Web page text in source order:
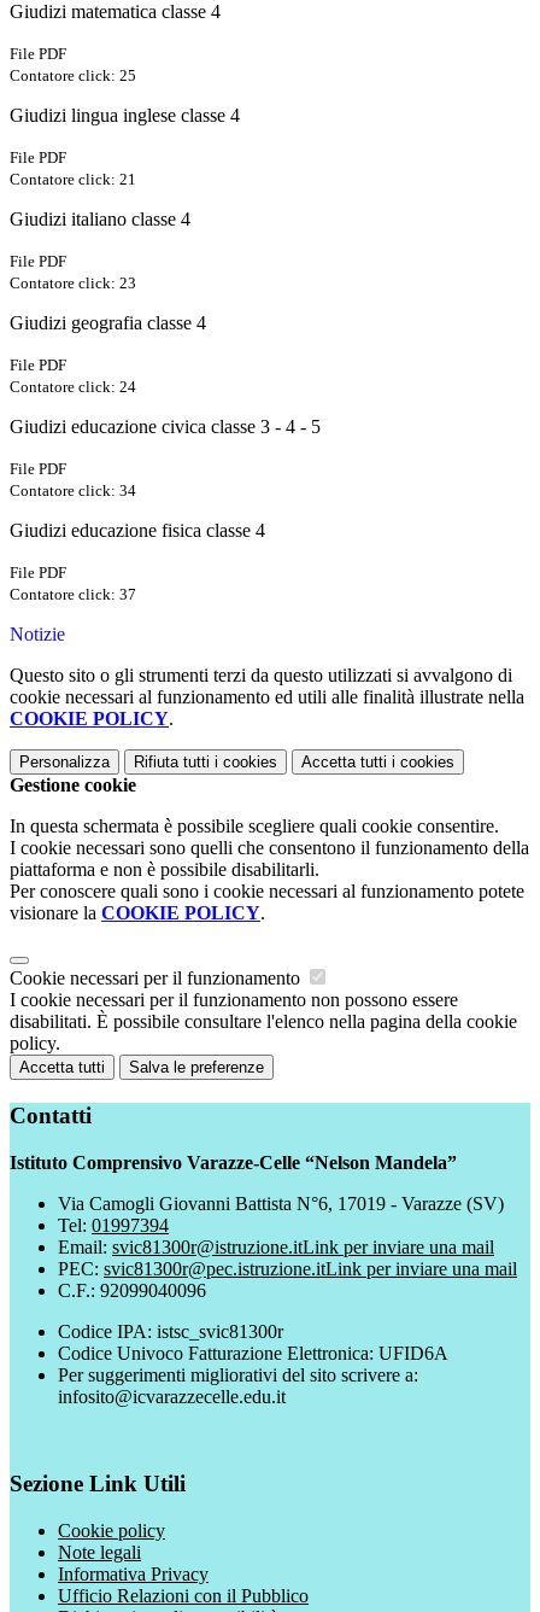
Giudizi matematica classe 4
File PDF
Contatore click: 25
Giudizi lingua inglese classe 4
File PDF
Contatore click: 21
Giudizi italiano classe 4
File PDF
Contatore click: 23
Giudizi geografia classe 4
File PDF
Contatore click: 24
Giudizi educazione civica classe 3 - 4 - 5
File PDF
Contatore click: 34
Giudizi educazione fisica classe 4
File PDF
Contatore click: 37
Notizie
Questo sito o gli strumenti terzi da questo utilizzati si avvalgono di
cookie necessari al funzionamento ed utili alle finalità illustrate nella
COOKIE POLICY.
Personalizza Rifiuta tutti i cookies Accetta tutti i cookies
Gestione cookie
In questa schermata è possibile scegliere quali cookie consentire.
I cookie necessari sono quelli che consentono il funzionamento della
piattaforma e non è possibile disabilitarli.
Per conoscere quali sono i cookie necessari al funzionamento potete
visionare la COOKIE POLICY.
Cookie necessari per il funzionamento
I cookie necessari per il funzionamento non possono essere
disabilitati. È possibile consultare l'elenco nella pagina della cookie
policy.
Accetta tutti Salva le preferenze
Contatti
Istituto Comprensivo Varazze-Celle “Nelson Mandela”
Via Camogli Giovanni Battista N°6, 17019 - Varazze (SV)
Tel: 01997394
Email: svic81300r@istruzione.itLink per inviare una mail
PEC: svic81300r@pec.istruzione.itLink per inviare una mail
C.F.: 92099040096
Codice IPA: istsc_svic81300r
Codice Univoco Fatturazione Elettronica: UFID6A
Per suggerimenti migliorativi del sito scrivere a:
infosito@icvarazzecelle.edu.it
Sezione Link Utili
Cookie policy
Note legali
Informativa Privacy
Ufficio Relazioni con il Pubblico